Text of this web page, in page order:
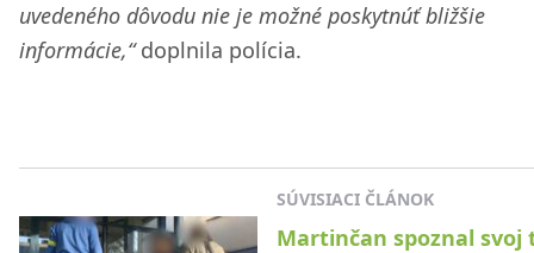
uvedeného dôvodu nie je možné poskytnúť bližšie
informácie,“doplnila polícia.
SÚVISIACI ČLÁNOK
Martinčan spoznal svoj